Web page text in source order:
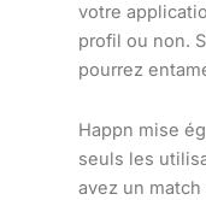
votre
profil ou non.
pourrez
Happn mise
seuls les
avez un